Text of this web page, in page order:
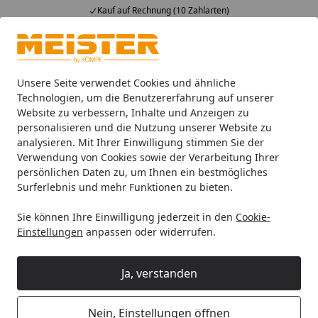
Unsere Seite verwendet Cookies und ähnliche
Technologien, um die Benutzererfahrung auf unserer
Website zu verbessern, Inhalte und Anzeigen zu
personalisieren und die Nutzung unserer Website zu
analysieren. Mit Ihrer Einwilligung stimmen Sie der
Verwendung von Cookies sowie der Verarbeitung Ihrer
persönlichen Daten zu, um Ihnen ein bestmögliches
Surferlebnis und mehr Funktionen zu bieten.
Sie können Ihre Einwilligung jederzeit in den Cookie-
Einstellungen anpassen oder widerrufen.
Ja, verstanden
Nein, Einstellungen öffnen
Kauf auf Rechnung (10 Zahlarten)
Alle Produkte
Mein Konto
Suchen
Startseite
Leisten Fußleisten Meister Dekorgleiche Fussleisten
MEISTER Fussleiste Profil 20 PK
Risseiche Terra 6439 - 2380 mm